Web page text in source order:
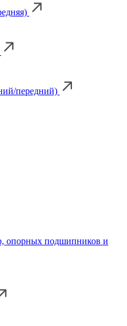
передний)
опорных подшипников и